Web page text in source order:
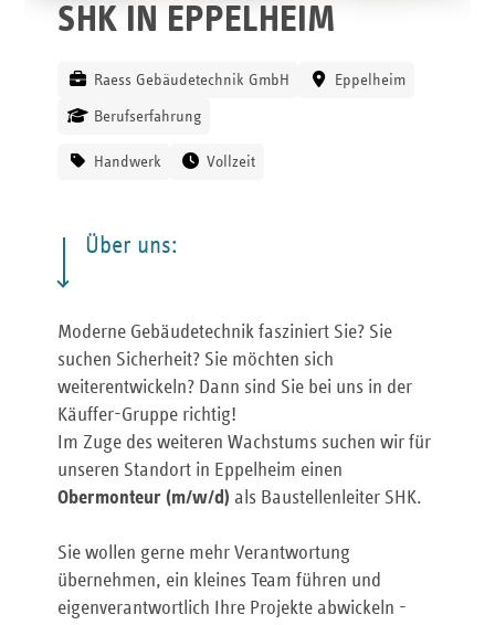
SHK IN EPPELHEIM
Raess Gebäudetechnik GmbH Eppelheim
Berufserfahrung
Handwerk Vollzeit
Über uns:
Moderne Gebäudetechnik fasziniert Sie? Sie
suchen Sicherheit? Sie möchten sich
weiterentwickeln? Dann sind Sie bei uns in der
Käuffer-Gruppe richtig!
Im Zuge des weiteren Wachstums suchen wir für
unseren Standort in Eppelheim einen
Obermonteur (m/w/d) als Baustellenleiter SHK.
Sie wollen gerne mehr Verantwortung
übernehmen, ein kleines Team führen und
eigenverantwortlich Ihre Projekte abwickeln -